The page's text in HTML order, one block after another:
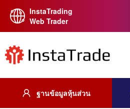
InstaTrading
Web Trader
ฐานข้อมูลหุ้นส่วน